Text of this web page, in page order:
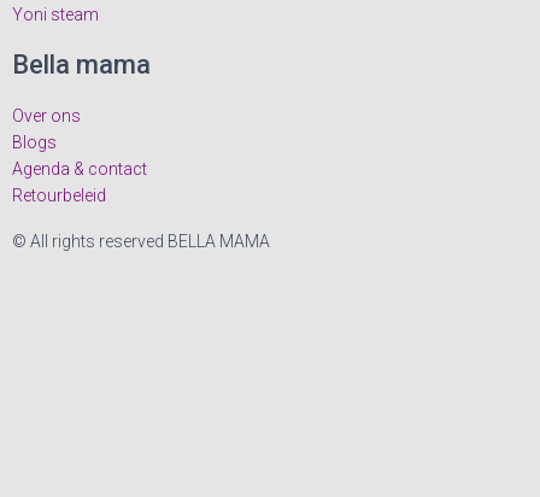
Yoni steam
Bella mama
Over ons
Blogs
Agenda & contact
Retourbeleid
© All rights reserved BELLA MAMA